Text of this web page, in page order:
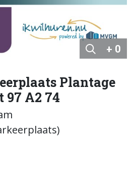
+ 0
Plantage
A2 74